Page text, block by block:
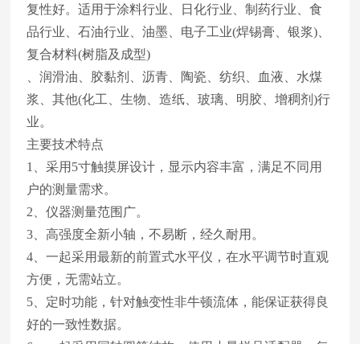
复性好。适用于涂料行业、日化行业、制药行业、食
品行业、石油行业、油墨、电子工业(焊锡膏、银浆)、
复合材料(树脂及成型)
、润滑油、胶黏剂、沥青、陶瓷、纺织、血液、水煤
浆、其他(化工、生物、造纸、玻璃、明胶、增稠剂)行
业。
主要技术特点
1、采用5寸触摸屏设计，显示内容丰富，满足不同用
户的测量需求。
2、仪器测量范围广。
3、高强度全新小轴，不易断，经久耐用。
4、一起采用最新的前置式水平仪，在水平调节时直观
方便，无需站立。
5、定时功能，针对触变性非牛顿流体，能保证获得良
好的一致性数据。